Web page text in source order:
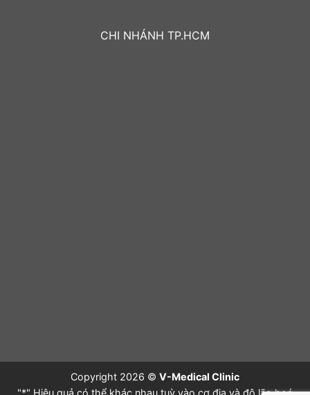
CHI NHÁNH TP.HCM
Copyright 2026 © V-Medical Clinic
"*" Hiệu quả có thể khác nhau tuỳ vào cơ địa và độ lão hoá